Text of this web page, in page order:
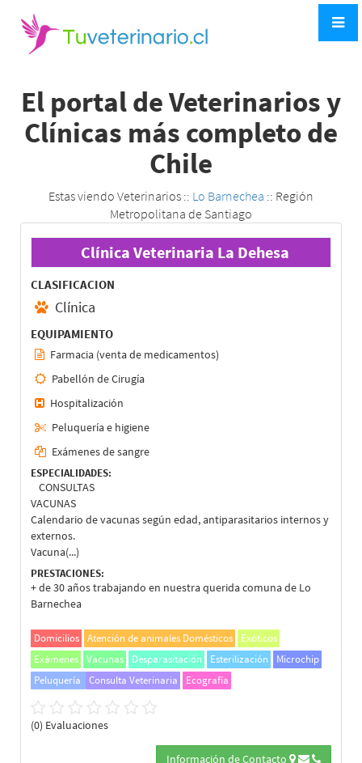
El portal de Veterinarios y
Clínicas más completo de
Chile
Estas viendo Veterinarios :: Lo Barnechea :: Región
Metropolitana de Santiago
Clínica Veterinaria La Dehesa
CLASIFICACION
Clínica
EQUIPAMIENTO
Farmacia (venta de medicamentos)
Pabellón de Cirugía
Hospitalización
Peluquería e higiene
Exámenes de sangre
ESPECIALIDADES:
CONSULTAS
VACUNAS
Calendario de vacunas según edad, antiparasitarios internos y
externos.
Vacuna(...)
PRESTACIONES:
+ de 30 años trabajando en nuestra querida comuna de Lo
Barnechea
Domicilios Atención de animales Domésticos
Exóticos
Exámenes Vacunas Desparasitación Esterilización
Microchip
Peluquería
Consulta Veterinaria Ecografía
(0) Evaluaciones
Información de Contacto